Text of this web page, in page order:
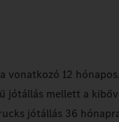
vonatkozó 12
jótállás mellett a
jótállás 36